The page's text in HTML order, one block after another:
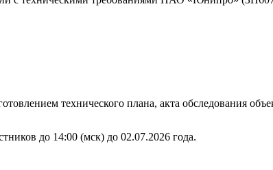
технического плана, акта обследования
до 14:00 (мск) до 02.07.2026 года.